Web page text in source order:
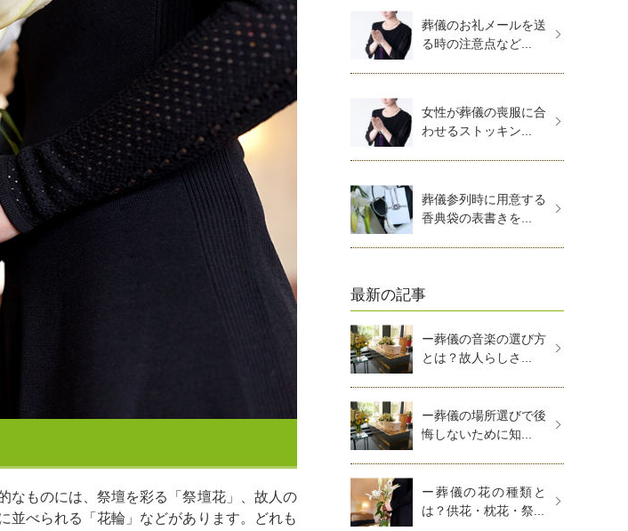
なものには、祭壇を彩る「祭壇花」、故人の
並べられる「花輪」などがあります。どれも
葬儀のお礼メールを送
る時の注意点など...
女性が葬儀の喪服に合
わせるストッキン...
葬儀参列時に用意する
香典袋の表書きを...
最新の記事
ー葬儀の音楽の選び方
とは？故人らしさ...
ー葬儀の場所選びで後
悔しないために知...
ー葬儀の花の種類と
は？供花・枕花・祭...